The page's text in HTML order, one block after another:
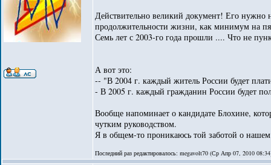
Действительно великий документ! Его
продолжительности жизни, как минимум на
Семь лет с 2003-го года прошли .... Что не
А вот это:
-- "В 2004 г. каждый житель России будет
- В 2005 г. каждый гражданин России будет
Вообще напоминает о кандидате Блохине,
чутким руководством.
Я в общем-то проникаюсь той заботой о
Последний раз редактировалось: megavolt70 (Ср Апр 07, 2010